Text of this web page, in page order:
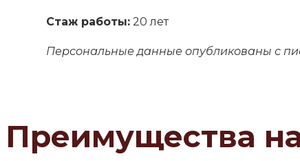
Стаж работы: 20 лет
Персональные данные опубликованы с
Преимущества